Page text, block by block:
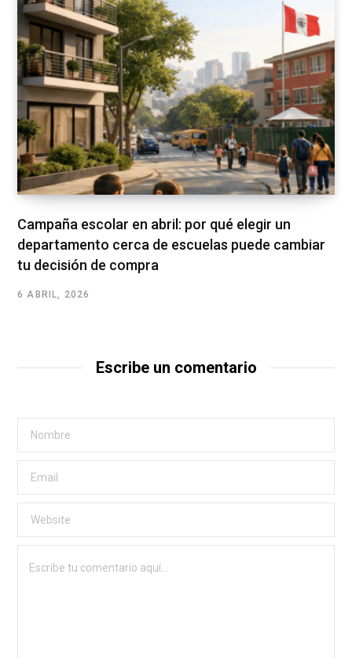
Campaña escolar en abril: por qué elegir un
departamento cerca de escuelas puede cambiar
tu decisión de compra
6 ABRIL, 2026
Escribe un comentario